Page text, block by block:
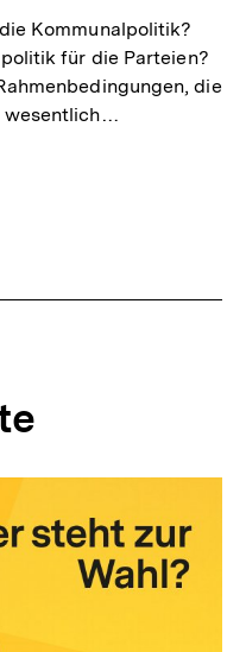
Kommunalpolitik?
für die Parteien?
die
wesentlich…